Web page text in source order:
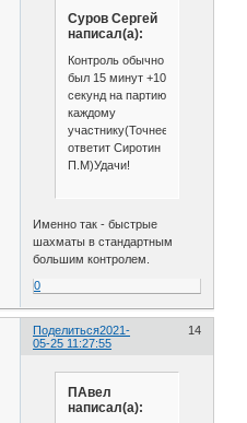
Cуров Сергей
написал(а):
Контроль обычно
был 15 минут +10
секунд на партию
каждому
участнику(Точнее
ответит Сиротин
П.М)Удачи!
Именно так - быстрые
шахматы в стандартным
большим контролем.
0
Поделиться 14
2021-
05-25 11:27:55
ПАвел
написал(а):